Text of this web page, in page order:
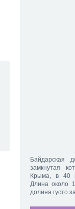
Байдарская
замкнутая
Крыма, в 40
Длина около
долина густо